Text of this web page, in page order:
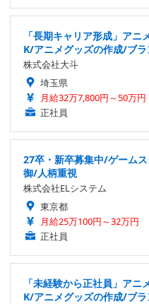
「長期キャリア形成」ア
K/アニメグッズの作成/ブ
株式会社大斗
埼玉県
月給32万7,800円～50万円
正社員
27卒・新卒募集中/ゲーム
御/人柄重視
株式会社ELシステム
東京都
月給25万100円～32万円
正社員
「未経験から正社員」ア
K/アニメグッズの作成/ブ